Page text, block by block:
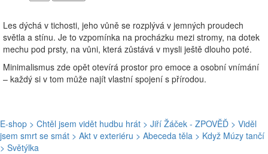
Les dýchá v tichosti, jeho vůně se rozplývá v jemných proudech
světla a stínu. Je to vzpomínka na procházku mezi stromy, na dotek
mechu pod prsty, na vůni, která zůstává v mysli ještě dlouho poté.
Minimalismus zde opět otevírá prostor pro emoce a osobní vnímání
– každý si v tom může najít vlastní spojení s přírodou.
E-shop > Chtěl jsem vidět hudbu hrát > Jiří Žáček - ZPOVĚĎ > Viděl
jsem smrt se smát > Akt v exteriéru > Abeceda těla > Když Múzy tančí
> Světýlka